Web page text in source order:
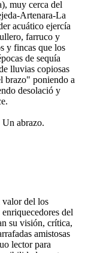
muy cerca del
Artenara-La
acuático ejercía
farruco y
y fincas que los
de sequía
lluvias copiosas
brazo" poniendo a
desolació y
abrazo.
valor del los
del
su visión, crítica,
amistosas
lector para